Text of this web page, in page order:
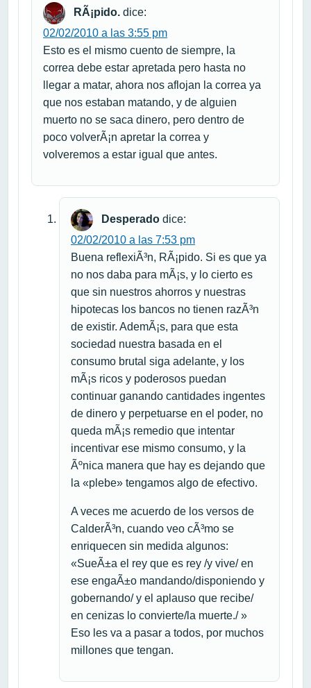
RÃ¡pido. dice:
02/02/2010 a las 3:55 pm
Esto es el mismo cuento de siempre, la
correa debe estar apretada pero hasta no
llegar a matar, ahora nos aflojan la correa ya
que nos estaban matando, y de alguien
muerto no se saca dinero, pero dentro de
poco volverÃ¡n apretar la correa y
volveremos a estar igual que antes.
Desperado dice:
02/02/2010 a las 7:53 pm
Buena reflexiÃ³n, RÃ¡pido. Si es que ya
no nos daba para mÃ¡s, y lo cierto es
que sin nuestros ahorros y nuestras
hipotecas los bancos no tienen razÃ³n
de existir. AdemÃ¡s, para que esta
sociedad nuestra basada en el
consumo brutal siga adelante, y los
mÃ¡s ricos y poderosos puedan
continuar ganando cantidades ingentes
de dinero y perpetuarse en el poder, no
queda mÃ¡s remedio que intentar
incentivar ese mismo consumo, y la
Ãºnica manera que hay es dejando que
la «plebe» tengamos algo de efectivo.
A veces me acuerdo de los versos de
CalderÃ³n, cuando veo cÃ³mo se
enriquecen sin medida algunos:
«SueÃ±a el rey que es rey /y vive/ en
ese engaÃ±o mandando/disponiendo y
gobernando/ y el aplauso que recibe/
en cenizas lo convierte/la muerte./ »
Eso les va a pasar a todos, por muchos
millones que tengan.